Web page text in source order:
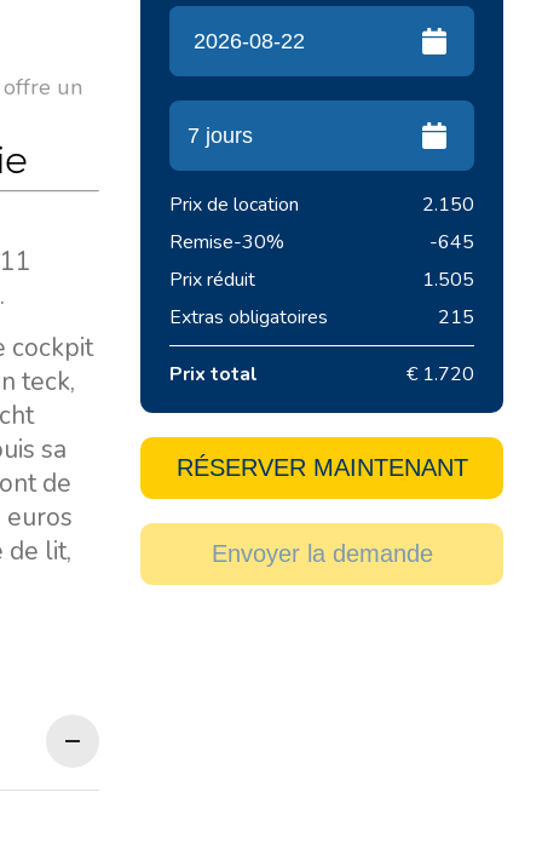
offre un
cockpit
teck,
sa
de
euros
de lit,
Prix de location
2.150
Remise-30%
-645
Prix réduit
1.505
Extras obligatoires
215
Prix total € 1.720
RÉSERVER MAINTENANT
Envoyer la demande